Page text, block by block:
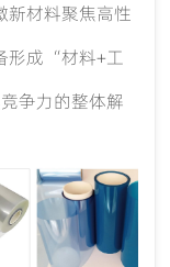
新材料聚焦高性
形成“材料+工
争力的整体解